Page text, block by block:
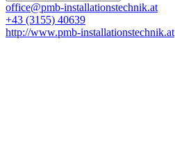
office@pmb-installationstechnik.at
+43 (3155) 40639
http://www.pmb-installationstechnik.at